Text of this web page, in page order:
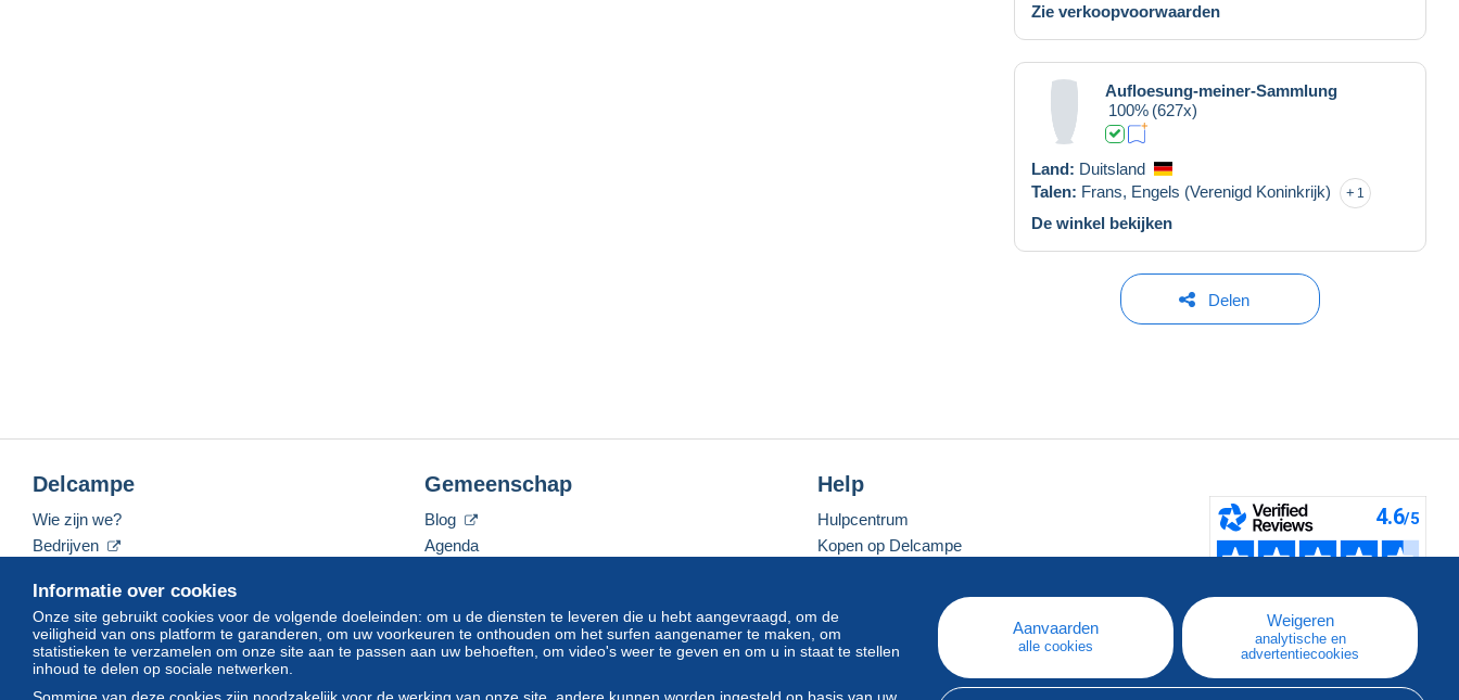
Zie verkoopvoorwaarden
Aufloesung-meiner-Sammlung
100% (627x)
Land: Duitsland
Talen: Frans, Engels (Verenigd Koninkrijk) 1
De winkel bekijken
Delen
Informatie over cookies
Onze site gebruikt cookies voor de volgende doeleinden: om u de diensten te leveren die u hebt aangevraagd, om de
veiligheid van ons platform te garanderen, om uw voorkeuren te onthouden om het surfen aangenamer te maken, om
statistieken te verzamelen om onze site aan te passen aan uw behoeften, om video's weer te geven en om u in staat te stellen
inhoud te delen op sociale netwerken.
Aanvaarden
alle cookies
Weigeren
analytische en
advertentiecookies
Delcampe
Wie zijn we?
Bedrijven
Neem contact met ons op
Gemeenschap
Blog
Agenda
Help
Hulpcentrum
Kopen op Delcampe
Een beveiligde website